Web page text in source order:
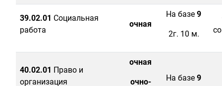
39.02.01 Социальная
работа
очная
На базе 9
2г. 10 м.
40.02.01 Право и
организация
очная
очно-
На базе 9